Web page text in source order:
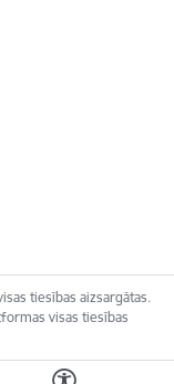
tiesības aizsargātas.
visas tiesības